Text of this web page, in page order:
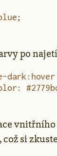
;
po
dark:hover
:
si